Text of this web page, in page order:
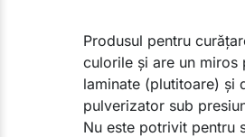
Produsul pentru
culorile și are un miros
laminate (plutitoare) și
pulverizator sub
Nu este potrivit pentru